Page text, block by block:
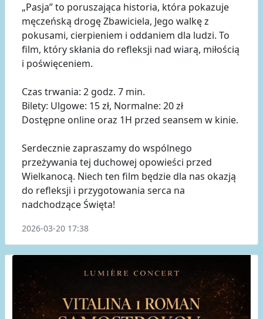
„Pasja” to poruszająca historia, która pokazuje
męczeńską drogę Zbawiciela, Jego walkę z
pokusami, cierpieniem i oddaniem dla ludzi. To
film, który skłania do refleksji nad wiarą, miłością
i poświęceniem.
Czas trwania: 2 godz. 7 min.
Bilety: Ulgowe: 15 zł, Normalne: 20 zł
Dostępne online oraz 1H przed seansem w kinie.
Serdecznie zapraszamy do wspólnego
przeżywania tej duchowej opowieści przed
Wielkanocą. Niech ten film będzie dla nas okazją
do refleksji i przygotowania serca na
nadchodzące Święta!
2026-03-20 17:38